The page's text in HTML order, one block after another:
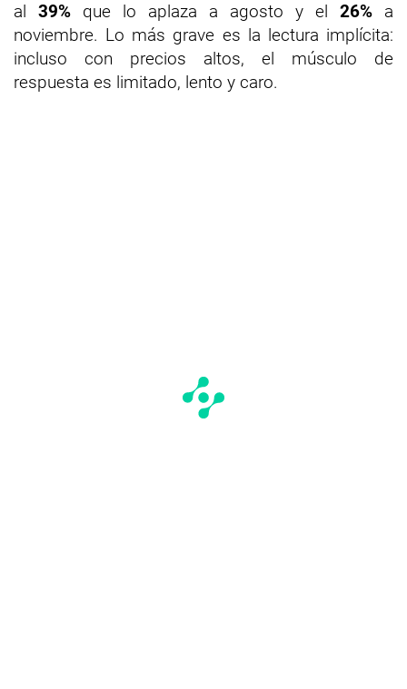
al 39% que lo aplaza a agosto y el 26% a
noviembre. Lo más grave es la lectura implícita:
incluso con precios altos, el músculo de
respuesta es limitado, lento y caro.